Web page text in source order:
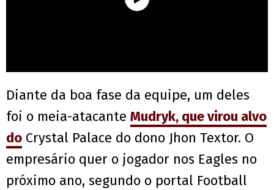
Diante da boa fase da equipe, um deles
foi o meia-atacante Mudryk, que virou alvo
do Crystal Palace do dono Jhon Textor. O
empresário quer o jogador nos Eagles no
próximo ano, segundo o portal Football